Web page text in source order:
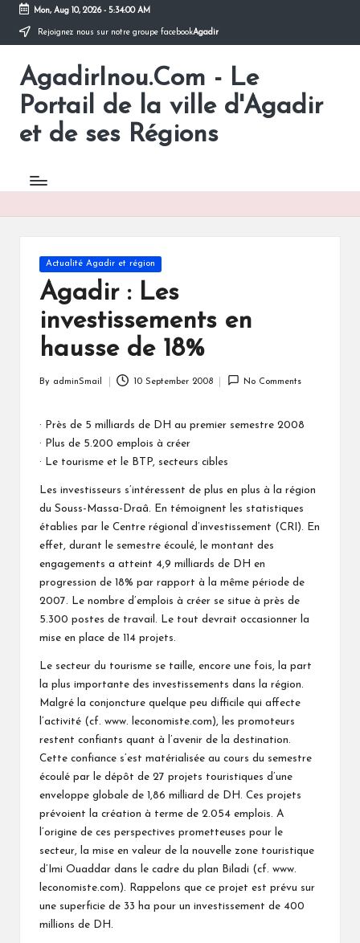
Skip
content
Mon, Aug 10, 2026- 5:34:00 AM
Rejoignez nous sur notre groupe facebookAgadir
AgadirInou.Com - Le
Portail de la ville d'Agadir
et de ses Régions
Toute
l'actualité
ville
en
un
Posted
Actualité Agadir et région
Agadir : Les
investissements en
hausse de 18%
By adminSmail 10 September 2008 No Comments
· Près de 5 milliards de DH au premier semestre 2008
· Plus de 5.200 emplois à créer
· Le tourisme et le BTP, secteurs cibles
Les investisseurs s’intéressent de plus en plus à la région
du Souss-Massa-Draâ. En témoignent les statistiques
établies par le Centre régional d’investissement (CRI). En
effet, durant le semestre écoulé, le montant des
engagements a atteint 4,9 milliards de DH en
progression de 18% par rapport à la même période de
2007. Le nombre d’emplois à créer se situe à près de
5.300 postes de travail. Le tout devrait occasionner la
mise en place de 114 projets.
Le secteur du tourisme se taille, encore une fois, la part
la plus importante des investissements dans la région.
Malgré la conjoncture quelque peu difficile qui affecte
l’activité (cf. www. leconomiste.com), les promoteurs
restent confiants quant à l’avenir de la destination.
Cette confiance s’est matérialisée au cours du semestre
écoulé par le dépôt de 27 projets touristiques d’une
enveloppe globale de 1,86 milliard de DH. Ces projets
prévoient la création à terme de 2.054 emplois. A
l’origine de ces perspectives prometteuses pour le
secteur, la mise en valeur de la nouvelle zone touristique
d’Imi Ouaddar dans le cadre du plan Biladi (cf. www.
leconomiste.com). Rappelons que ce projet est prévu sur
une superficie de 33 ha pour un investissement de 400
millions de DH.